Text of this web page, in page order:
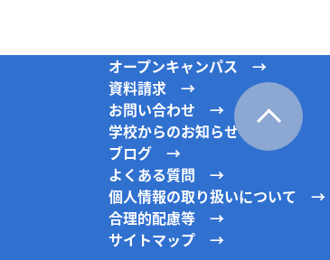
オープンキャンパス
資料請求
お問い合わせ
学校からのお知らせ
ブログ
よくある質問
個人情報の取り扱いについて
合理的配慮等
サイトマップ